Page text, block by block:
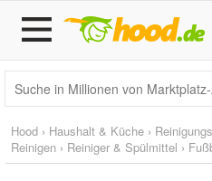
Hood › Haushalt & Küche ›
Reinigen › Reiniger & Spülmittel ›